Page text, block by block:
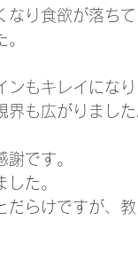
なり食欲が落ち
もキレイになり
も広がりました
です。
た。
だらけですが、